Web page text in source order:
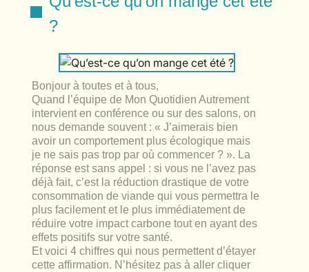
durables
douce
?
Bonjour à toutes et à tous,
Quand l’équipe de Mon Quotidien Autrement
intervient en conférence ou sur des salons, on
nous demande souvent : « J’aimerais bien
avoir un comportement plus écologique mais
je ne sais pas trop par où commencer ? ». La
réponse est sans appel : si vous ne l’avez pas
déjà fait, c’est la réduction drastique de votre
consommation de viande qui vous permettra le
plus facilement et le plus immédiatement de
réduire votre impact carbone tout en ayant des
effets positifs sur votre santé.
Et voici 4 chiffres qui nous permettent d’étayer
cette affirmation. N’hésitez pas à aller cliquer